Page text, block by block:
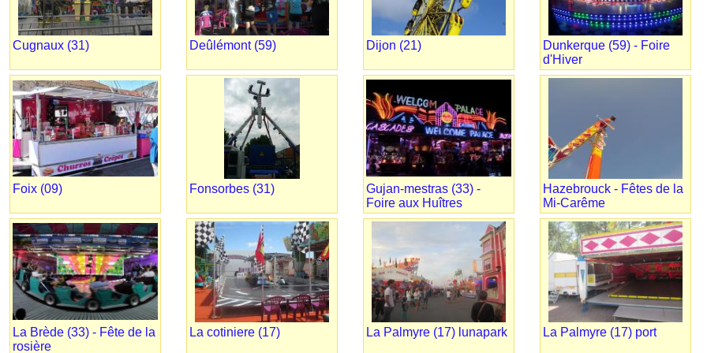
Cugnaux (31) Deûlémont (59) Dijon (21)
Dunkerque (59) - Foire
d'Hiver
Foix (09) Fonsorbes (31)
Gujan-mestras (33) -
Foire aux Huîtres
Hazebrouck - Fêtes de la
Mi-Carême
La Brède (33) - Fête de la
rosière
La cotiniere (17) La Palmyre (17) lunapark La Palmyre (17) port